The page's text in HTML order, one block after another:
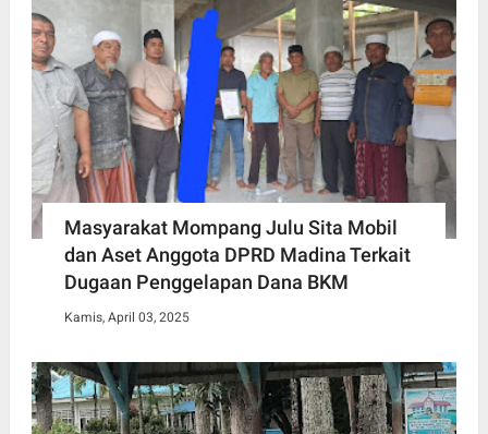
Masyarakat Mompang Julu Sita Mobil
dan Aset Anggota DPRD Madina Terkait
Dugaan Penggelapan Dana BKM
Kamis, April 03, 2025